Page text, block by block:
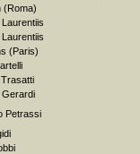
(Roma)
Laurentiis
(Paris)
Gerardi
Petrassi